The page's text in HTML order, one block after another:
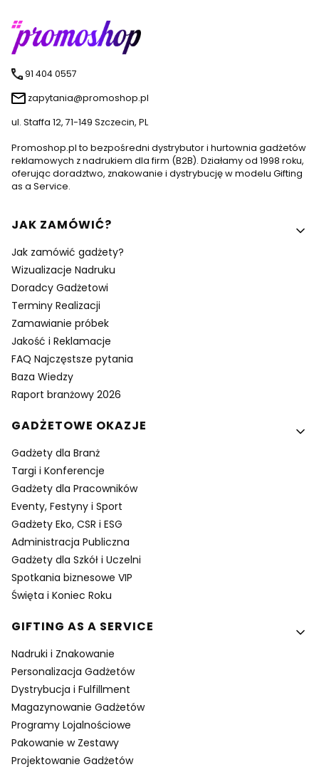
91 404 0557
zapytania@promoshop.pl
ul. Staffa 12, 71-149 Szczecin, PL
Promoshop.pl to bezpośredni dystrybutor i hurtownia gadżetów
reklamowych z nadrukiem dla firm (B2B). Działamy od 1998 roku,
oferując doradztwo, znakowanie i dystrybucję w modelu Gifting
as a Service.
Linki w stopce
JAK ZAMÓWIĆ?
Jak zamówić gadżety?
Wizualizacje Nadruku
Doradcy Gadżetowi
Terminy Realizacji
Zamawianie próbek
Jakość i Reklamacje
FAQ Najczęstsze pytania
Baza Wiedzy
Raport branżowy 2026
GADŻETOWE OKAZJE
Gadżety dla Branż
Targi i Konferencje
Gadżety dla Pracowników
Eventy, Festyny i Sport
Gadżety Eko, CSR i ESG
Administracja Publiczna
Gadżety dla Szkół i Uczelni
Spotkania biznesowe VIP
Święta i Koniec Roku
GIFTING AS A SERVICE
Nadruki i Znakowanie
Personalizacja Gadżetów
Dystrybucja i Fulfillment
Magazynowanie Gadżetów
Programy Lojalnościowe
Pakowanie w Zestawy
Projektowanie Gadżetów